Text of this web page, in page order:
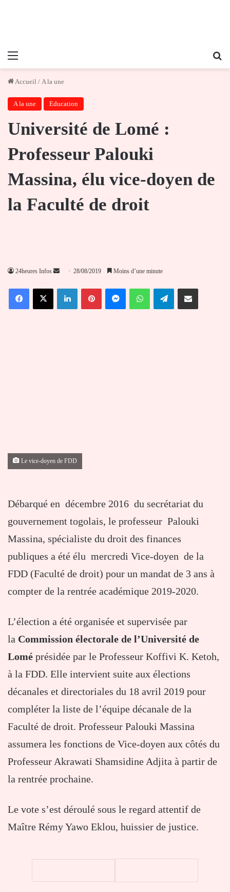
Menu
Accueil / A la une
A la une Education
Université de Lomé :
Professeur Palouki
Massina, élu vice-doyen de
la Faculté de droit
24heures Infos
Envoyer
courriel
28/08/2019 Moins d’une minute
FacebookX LinkedinPinterestMessengerWhatsAppTelegramPartager par email
Le vice-doyen de FDD
Débarqué en décembre 2016 du secrétariat du
gouvernement togolais, le professeur Palouki
Massina, spécialiste du droit des finances
publiques a été élu mercredi Vice-doyen de la
FDD (Faculté de droit) pour un mandat de 3 ans à
compter de la rentrée académique 2019-2020.
L’élection a été organisée et supervisée par
la Commission électorale de l’Université de
Lomé présidée par le Professeur Koffivi K. Ketoh,
à la FDD. Elle intervient suite aux élections
décanales et directoriales du 18 avril 2019 pour
compléter la liste de l’équipe décanale de la
Faculté de droit. Professeur Palouki Massina
assumera les fonctions de Vice-doyen aux côtés du
Professeur Akrawati Shamsidine Adjita à partir de
la rentrée prochaine.
Le vote s’est déroulé sous le regard attentif de
Maître Rémy Yawo Eklou, huissier de justice.